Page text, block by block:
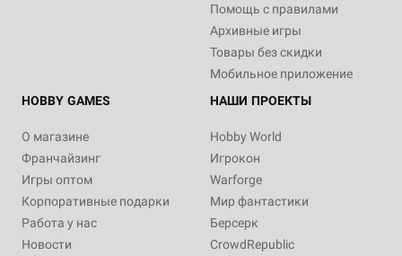
Помощь с правилами
Архивные игры
Товары без скидки
Мобильное приложение
HOBBY GAMES
О магазине
Франчайзинг
Игры оптом
Корпоративные подарки
Работа у нас
Новости
НАШИ ПРОЕКТЫ
Hobby World
Игрокон
Warforge
Мир фантастики
Берсерк
CrowdRepublic